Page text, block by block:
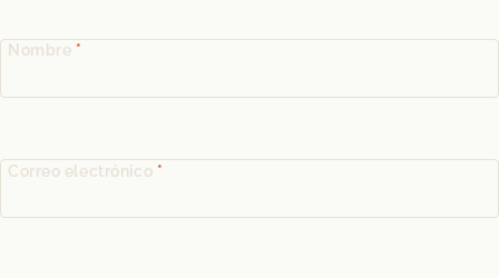
Nombre *
Correo electrónico *